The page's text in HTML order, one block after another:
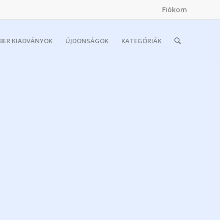
Fiókom
KIADVÁNYOK ÚJDONSÁGOK KATEGÓRIÁK